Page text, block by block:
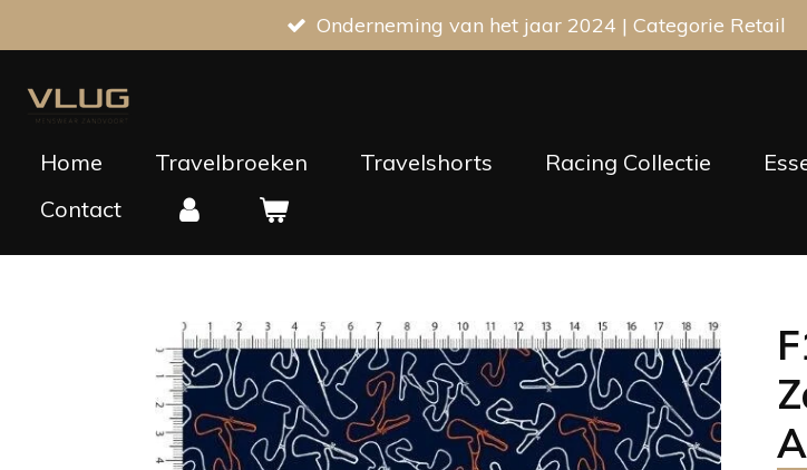
direct
naar
Onderneming van het jaar 2024 | Categorie Retail
Home Travelbroeken Travelshorts Racing Collectie
Contact